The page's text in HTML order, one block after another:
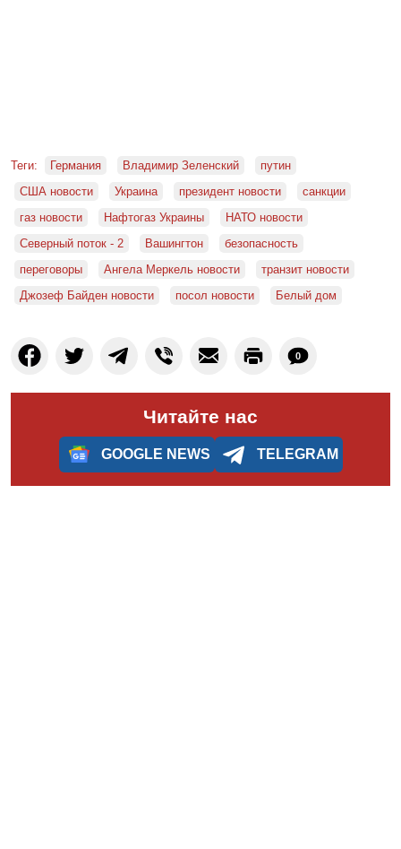
Теги: Германия Владимир Зеленский
путин
США новости
Украина президент новости
санкции
газ новости
Нафтогаз Украины
НАТО новости
Северный поток - 2
Вашингтон
безопасность
переговоры
Ангела Меркель новости
транзит новости
Джозеф Байден новости
посол новости Белый дом
0
Читайте нас
GOOGLE NEWS TELEGRAM